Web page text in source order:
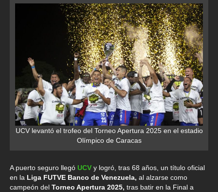
UCV levantó el trofeo del Torneo Apertura 2025 en el estadio
Olímpico de Caracas
A puerto seguro llegó UCV y logró, tras 68 años, un título oficial
en la Liga FUTVE Banco de Venezuela, al alzarse como
campeón del Torneo Apertura 2025, tras batir en la Final a